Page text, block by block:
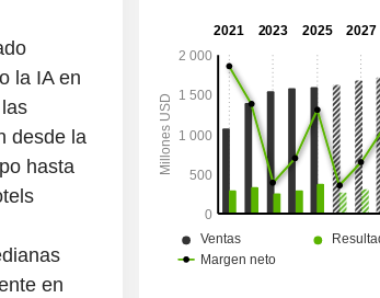
la IA en
desde la
hasta
en
Radisson Inn & Suites, Econo Lodge
Inn. Ascend Collection es una
ofrece propiedades de tipo resort,
históricas.